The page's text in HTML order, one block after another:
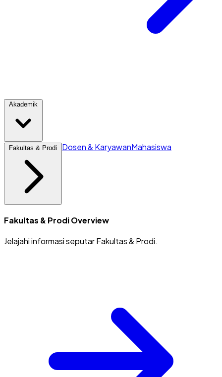
Dosen & KaryawanMahasiswa
Fakultas & Prodi Overview
Jelajahi informasi seputar Fakultas & Prodi.